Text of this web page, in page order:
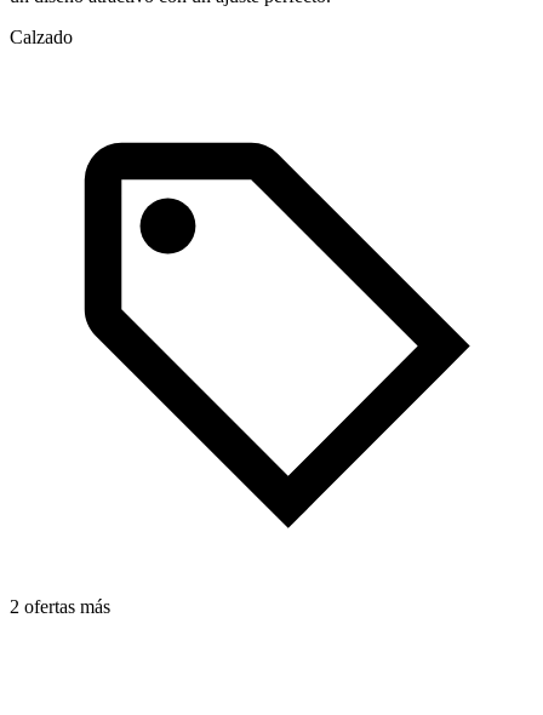
Calzado
2 ofertas más